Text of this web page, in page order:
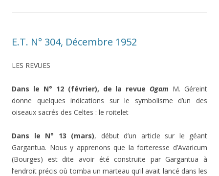
E.T. N° 304, Décembre 1952
LES REVUES
Dans le N° 12 (février), de la revueOgam M. Géreint
donne quelques indications sur le symbolisme d’un des
oiseaux sacrés des Celtes : le roitelet
Dans le N° 13 (mars), début d’un article sur le géant
Gargantua. Nous y apprenons que la forteresse d’Avaricum
(Bourges) est dite avoir été construite par Gargantua à
l’endroit précis où tomba un marteau qu’il avait lancé dans les